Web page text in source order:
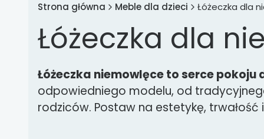
Strona główna Meble dla dzieci Łóżeczka dla
Łóżeczka dla
Łóżeczka niemowlęce to serce pokoju
odpowiedniego modelu, od
rodziców. Postaw na estetykę,